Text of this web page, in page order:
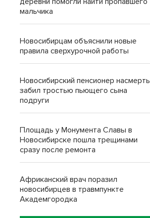
мальчика
Новосибирцам объяснили новые
правила сверхурочной работы
Новосибирский пенсионер насмерть
забил тростью пьющего сына
подруги
Площадь у Монумента Славы в
Новосибирске пошла трещинами
сразу после ремонта
Африканский врач поразил
новосибирцев в травмпункте
Академгородка